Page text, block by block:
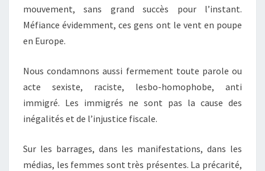
mouvement, sans grand succès pour l’instant.
Méfiance évidemment, ces gens ont le vent en poupe
en Europe.
Nous condamnons aussi fermement toute parole ou
acte sexiste, raciste, lesbo-homophobe, anti
immigré. Les immigrés ne sont pas la cause des
inégalités et de l’injustice fiscale.
Sur les barrages, dans les manifestations, dans les
médias, les femmes sont très présentes. La précarité,